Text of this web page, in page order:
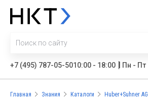
+7 (495) 787-05-5010:00 - 18:00 Пн - Пт
Главная Знания Каталоги
Huber+Suhner AG